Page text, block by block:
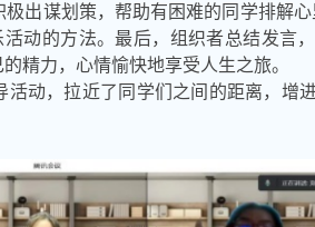
极出谋划策， 帮助有困难的同学排解
动的方法。最后，组织者总结发言
精力，心情愉快地享受人生之旅。
动，拉近了同学们之间的距离，增